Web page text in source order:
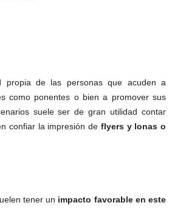
propia de las personas que acuden a
como ponentes o bien a promover sus
suele ser de gran utilidad contar
confiar la impresión de flyers y lonas o
tener un impacto favorable en este